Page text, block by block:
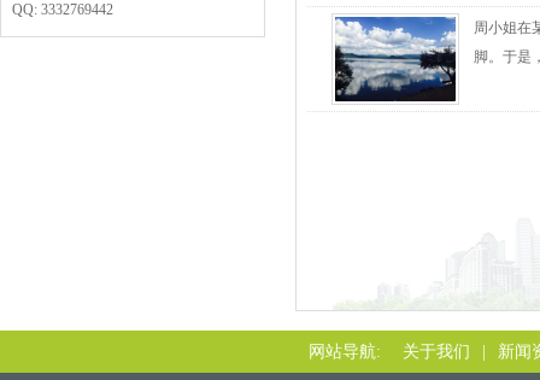
QQ: 3332769442
周小姐在
脚。于是
网站导航: 关于我们 新闻